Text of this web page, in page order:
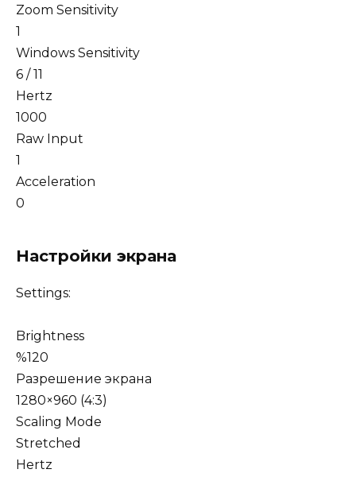
Zoom Sensitivity
1
Windows Sensitivity
6 / 11
Hertz
1000
Raw Input
1
Acceleration
0
Настройки экрана
Settings:
Brightness
%120
Разрешение экрана
1280×960 (4:3)
Scaling Mode
Stretched
Hertz